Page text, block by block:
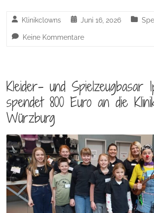
Klinikclowns Juni 16, 2026
Keine Kommentare
Kleider- und Spielzeugbasar
spendet 800 Euro an die
Würzburg